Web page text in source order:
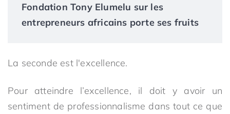
Fondation Tony Elumelu sur les
entrepreneurs africains porte ses fruits
La seconde est l'excellence.
Pour atteindre l’excellence, il doit y avoir un
sentiment de professionnalisme dans tout ce que